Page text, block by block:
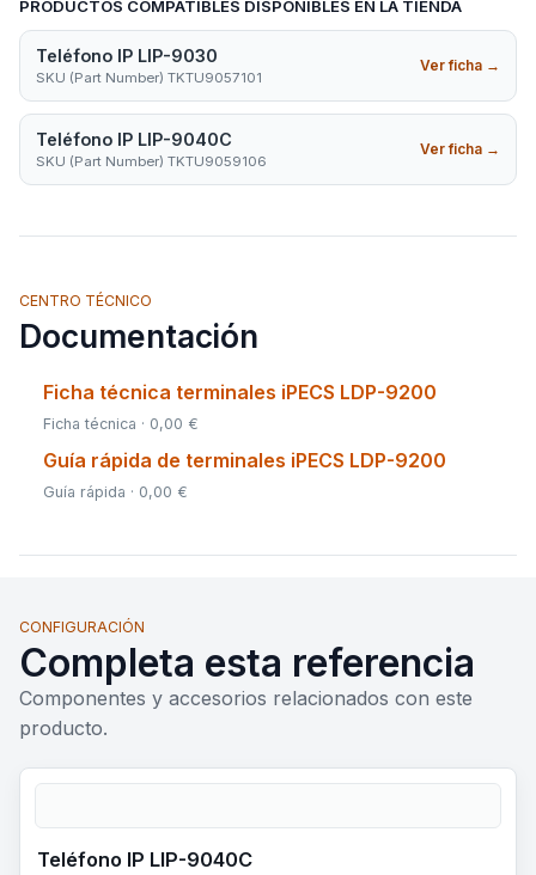
PRODUCTOS COMPATIBLES DISPONIBLES EN LA TIENDA
Teléfono IP LIP-9030
SKU (Part Number) TKTU9057101
Ver ficha →
Teléfono IP LIP-9040C
SKU (Part Number) TKTU9059106
Ver ficha →
CENTRO TÉCNICO
Documentación
Ficha técnica terminales iPECS LDP-9200
Ficha técnica · 0,00 €
Guía rápida de terminales iPECS LDP-9200
Guía rápida · 0,00 €
CONFIGURACIÓN
Completa esta referencia
Componentes y accesorios relacionados con este
producto.
Teléfono IP LIP-9040C